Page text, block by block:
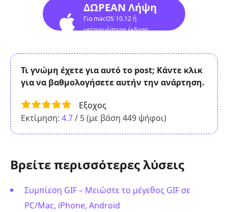
ΔΩΡΕΑΝ Λήψη
Για macOS 10.12 ή
μεταγενέστερη έκδοση
Τι γνώμη έχετε για αυτό το post; Κάντε κλικ
για να βαθμολογήσετε αυτήν την ανάρτηση.
Εξοχος
Εκτίμηση: 4.7/ 5 (με βάση 449 ψήφοι)
Βρείτε περισσότερες λύσεις
Συμπίεση GIF – Μειώστε το μέγεθος GIF σε
PC/Mac, iPhone, Android